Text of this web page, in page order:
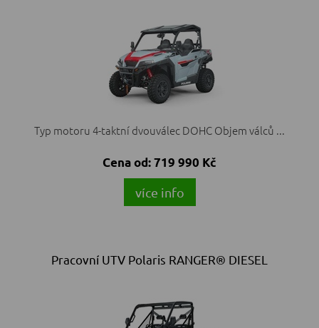
Typ motoru 4-taktní dvouválec DOHC Objem válců ...
Cena od:719 990 Kč
více info
Pracovní UTV Polaris RANGER® DIESEL